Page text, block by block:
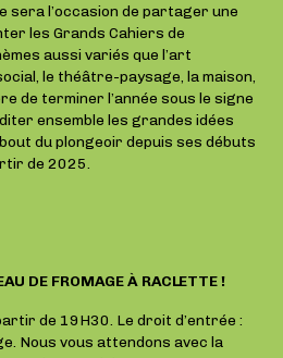
sera l’occasion de partager une
les Grands Cahiers de
aussi variés que l’art
le théâtre-paysage, la maison,
de terminer l’année sous le signe
ensemble les grandes idées
du plongeoir depuis ses débuts
de 2025.
DE FROMAGE À RACLETTE !
de 19H30. Le droit d’entrée :
Nous vous attendons avec la